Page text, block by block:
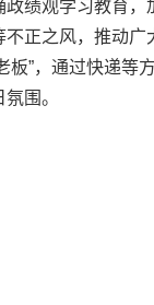
绩观学习教育，
正之风，推动广
老板”，通过快递
围。